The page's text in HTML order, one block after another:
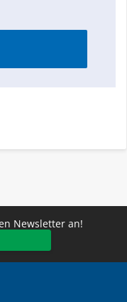
Newsletter an!